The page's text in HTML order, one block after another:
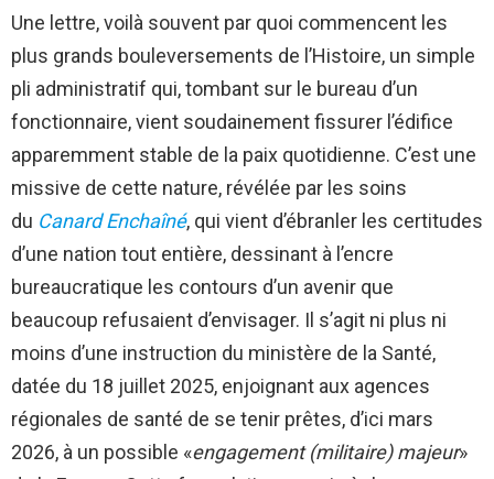
Une lettre, voilà souvent par quoi commencent les
plus grands bouleversements de l’Histoire, un simple
pli administratif qui, tombant sur le bureau d’un
fonctionnaire, vient soudainement fissurer l’édifice
apparemment stable de la paix quotidienne. C’est une
missive de cette nature, révélée par les soins
du Canard Enchaîné, qui vient d’ébranler les certitudes
d’une nation tout entière, dessinant à l’encre
bureaucratique les contours d’un avenir que
beaucoup refusaient d’envisager. Il s’agit ni plus ni
moins d’une instruction du ministère de la Santé,
datée du 18 juillet 2025, enjoignant aux agences
régionales de santé de se tenir prêtes, d’ici mars
2026, à un possible «engagement (militaire) majeur»